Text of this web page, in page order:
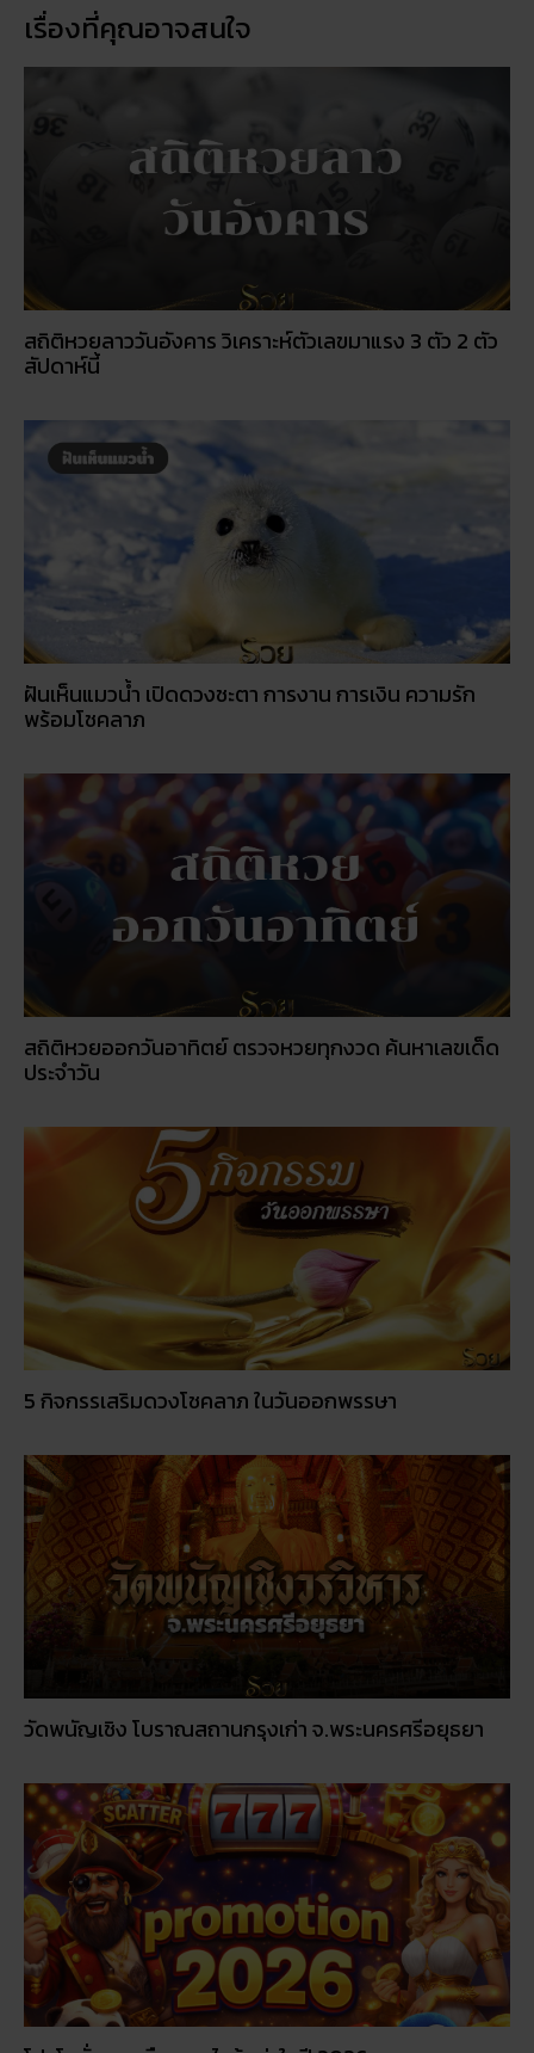
เรื่องที่คุณอาจสนใจ
สถิติหวยลาววันอังคาร วิเคราะห์ตัวเลขมาแรง 3 ตัว 2 ตัว
สัปดาห์นี้
ฝันเห็นแมวน้ำ เปิดดวงชะตา การงาน การเงิน ความรัก
พร้อมโชคลาภ
สถิติหวยออกวันอาทิตย์ ตรวจหวยทุกงวด ค้นหาเลขเด็ด
ประจำวัน
5 กิจกรรเสริมดวงโชคลาภ ในวันออกพรรษา
วัดพนัญเชิง โบราณสถานกรุงเก่า จ.พระนครศรีอยุธยา